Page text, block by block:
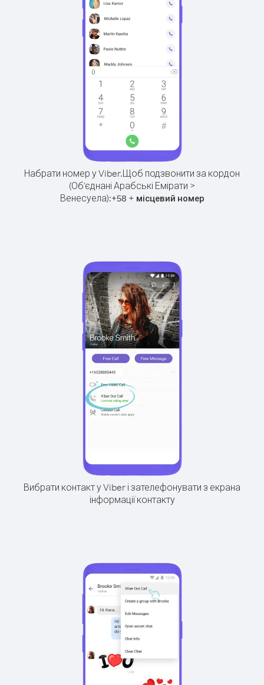
Набрати номер у Viber.Щоб подзвонити за кордон
(Об'єднані Арабські Емірати >
Венесуела):+58 + місцевий номер
Вибрати контакт у Viber і зателефонувати з екрана
інформації контакту